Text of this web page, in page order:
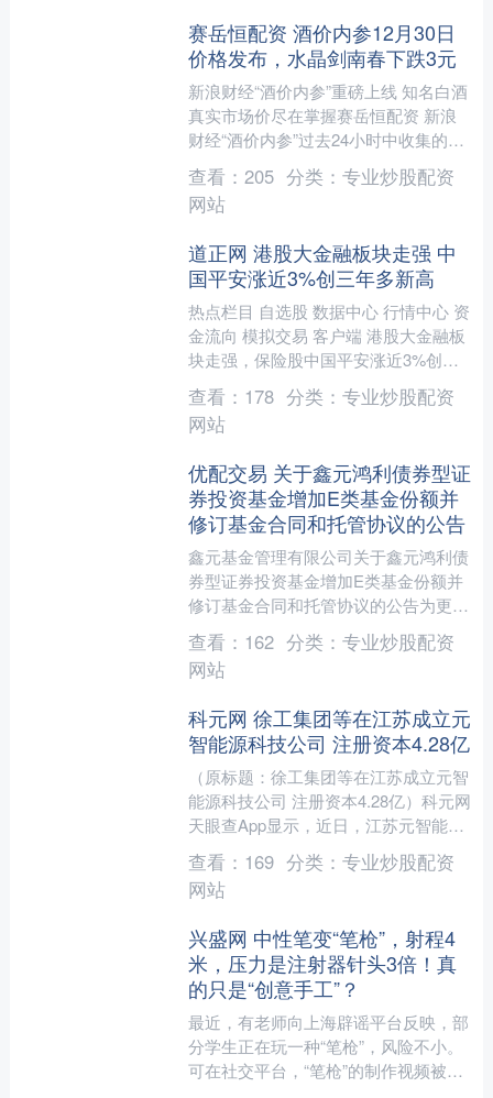
赛岳恒配资 酒价内参12月30日
价格发布，水晶剑南春下跌3元
新浪财经“酒价内参”重磅上线 知名白酒
真实市场价尽在掌握赛岳恒配资 新浪
财经“酒价内参”过去24小时中收集的数
据显示，中国白酒市场十大单品的终端
零售均价周二呈高....
查看： 205 分类： 专业炒股配资
网站
道正网 港股大金融板块走强 中
国平安涨近3%创三年多新高
热点栏目 自选股 数据中心 行情中心 资
金流向 模拟交易 客户端 港股大金融板
块走强，保险股中国平安涨近3%创三
年多新高，阳光保险涨超2%道正网，
中国人寿、新华....
查看： 178 分类： 专业炒股配资
网站
优配交易 关于鑫元鸿利债券型证
券投资基金增加E类基金份额并
修订基金合同和托管协议的公告
鑫元基金管理有限公司关于鑫元鸿利债
券型证券投资基金增加E类基金份额并
修订基金合同和托管协议的公告为更好
地满足投资者需求，提供更灵活的理财
服务，鑫元基金管理有限公....
查看： 162 分类： 专业炒股配资
网站
科元网 徐工集团等在江苏成立元
智能源科技公司 注册资本4.28亿
（原标题：徐工集团等在江苏成立元智
能源科技公司 注册资本4.28亿）科元网
天眼查App显示，近日，江苏元智能源
科技有限公司成立，法定代表人为周颖
琦，注册资本4....
查看： 169 分类： 专业炒股配资
网站
兴盛网 中性笔变“笔枪”，射程4
米，压力是注射器针头3倍！真
的只是“创意手工”？
最近，有老师向上海辟谣平台反映，部
分学生正在玩一种“笔枪”，风险不小。
可在社交平台，“笔枪”的制作视频被轻